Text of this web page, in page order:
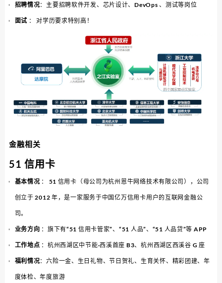
招聘情况：主要招聘软件开发、芯片设计、DevOps 、测试等岗位
面试 ： 对学历要求特别高！
金融相关
51 信用卡
基本情况 ： 51 信用卡（母公司为杭州恩牛网络技术有限公司），公司
创立于 2012 年，是一家服务于中国亿万信用卡用户的互联网金融公
司。
业务方向 ：旗下有“51 信用卡管家”、“51 人品”、“51 人品贷”等 APP
工作地点 ：杭州西湖区中节能·西溪首座 B3、杭州西湖区西溪谷 G 座
福利情况：六险一金、生日礼物、节日贺礼、生育关怀、精彩团建、年
度体检、年度旅游